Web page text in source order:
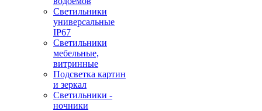
Светильники
универсальные
IP67
Светильники
мебельные,
витринные
Подсветка картин
и зеркал
Светильники -
ночники